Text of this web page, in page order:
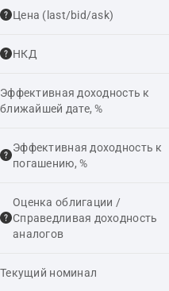
Цена (last/bid/ask)
НКД
Эффективная доходность к
ближайшей дате, %
Эффективная доходность к
погашению, %
Оценка облигации /
Справедливая доходность
аналогов
Текущий номинал